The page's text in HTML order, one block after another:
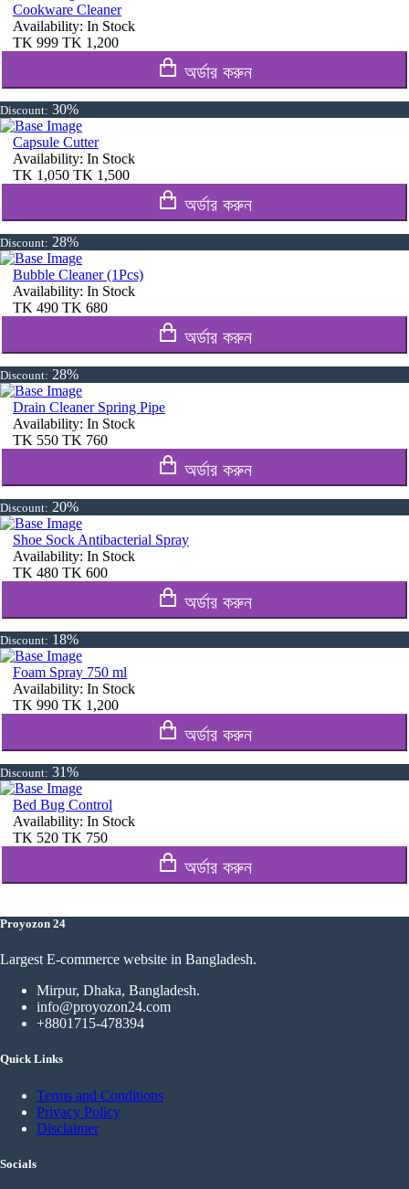
Cookware Cleaner
Availability: In Stock
TK 999 TK 1,200
অর্ডার করুন
Discount: 30%
Capsule Cutter
Availability: In Stock
TK 1,050 TK 1,500
অর্ডার করুন
Discount: 28%
Bubble Cleaner (1Pcs)
Availability: In Stock
TK 490 TK 680
অর্ডার করুন
Discount: 28%
Drain Cleaner Spring Pipe
Availability: In Stock
TK 550 TK 760
অর্ডার করুন
Discount: 20%
Shoe Sock Antibacterial Spray
Availability: In Stock
TK 480 TK 600
অর্ডার করুন
Discount: 18%
Foam Spray 750 ml
Availability: In Stock
TK 990 TK 1,200
অর্ডার করুন
Discount: 31%
Bed Bug Control
Availability: In Stock
TK 520 TK 750
অর্ডার করুন
Proyozon 24
Largest E-commerce website in Bangladesh.
Mirpur, Dhaka, Bangladesh.
info@proyozon24.com
+8801715-478394
Quick Links
Terms and Conditions
Privacy Policy
Disclaimer
Socials